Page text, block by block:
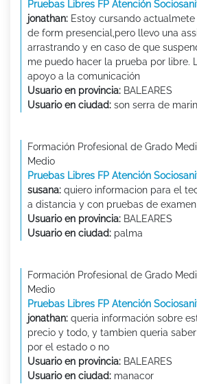
Pruebas Libres FP Atención
jonathan: Estoy cursando
de form presencial,pero llevo una
arrastrando y en caso de que
me puedo hacer la prueba por libre.
apoyo a la comunicación
Usuario en provincia: BALEARES
Usuario en ciudad: son serra de
Formación Profesional de Grado
Medio
Pruebas Libres FP Atención
susana: quiero informacion para el
a distancia y con pruebas de
Usuario en provincia: BALEARES
Usuario en ciudad: palma
Formación Profesional de Grado
Medio
Pruebas Libres FP Atención
jonathan: queria información sobre
precio y todo, y tambien queria
por el estado o no
Usuario en provincia: BALEARES
Usuario en ciudad: manacor